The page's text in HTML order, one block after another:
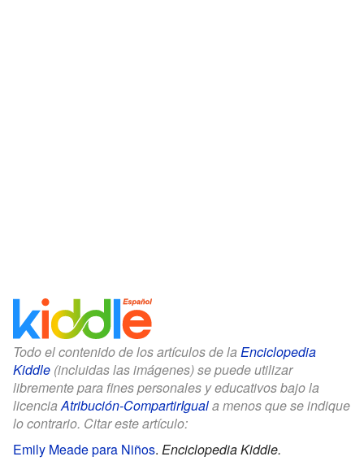
Todo el contenido de los artículos de la Enciclopedia
Kiddle (incluidas las imágenes) se puede utilizar
libremente para fines personales y educativos bajo la
licenciaAtribución-CompartirIguala menos que se indique
lo contrario. Citar este artículo:
Emily Meade para Niños. Enciclopedia Kiddle.